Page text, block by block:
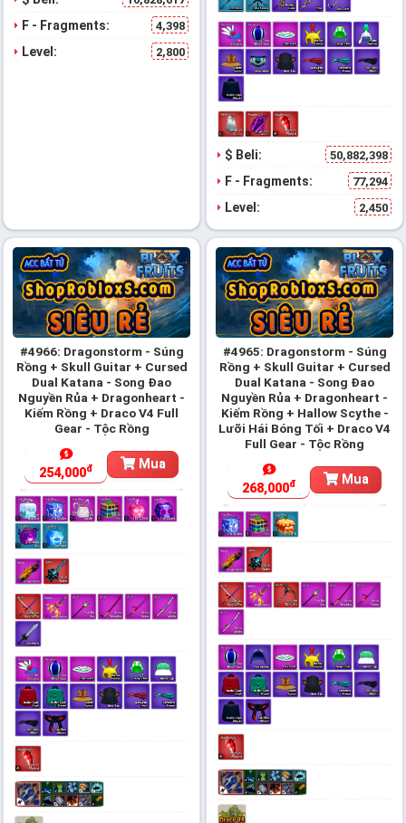
F - Fragments: 4,398
Level: 2,800
$ Beli: 50,882,398
F - Fragments: 77,294
Level: 2,450
#4966: Dragonstorm - Súng
Rồng + Skull Guitar + Cursed
Dual Katana - Song Đao
Nguyền Rủa + Dragonheart -
Kiếm Rồng + Draco V4 Full
Gear - Tộc Rồng
254,000đ Mua
#4965: Dragonstorm - Súng
Rồng + Skull Guitar + Cursed
Dual Katana - Song Đao
Nguyền Rủa + Dragonheart -
Kiếm Rồng + Hallow Scythe -
Lưỡi Hái Bóng Tối + Draco V4
Full Gear - Tộc Rồng
268,000đ Mua